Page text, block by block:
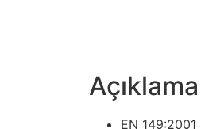
Açıklama
EN